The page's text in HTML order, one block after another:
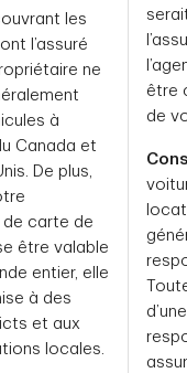
les
l’assuré
ne
à
Canada et
De plus,
carte de
être valable
entier, elle
à des
et aux
locales.
être
de